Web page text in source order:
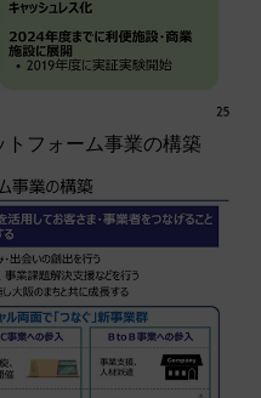
フォーム事業の構築